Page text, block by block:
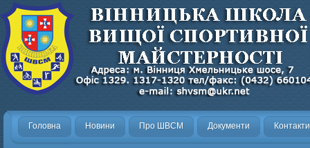
Головна Новини Про ШВСМ Документи Контакти